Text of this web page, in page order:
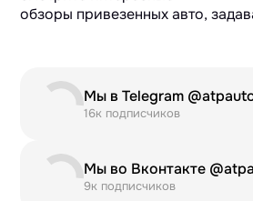
обзоры привезенных авто,
Мы в Telegram
16к подписчиков
Мы во Вконтакте
9к подписчиков